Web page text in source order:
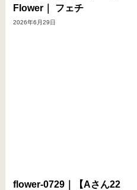
Flower｜ フェチ
2026年6月29日
flower-0729｜【Aさん22